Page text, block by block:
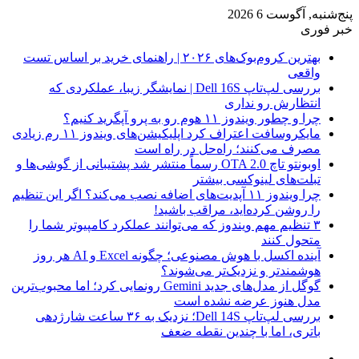
پنج‌شنبه, آگوست 6 2026
خبر فوری
بهترین کروم‌بوک‌های ۲۰۲۶ | راهنمای خرید بر اساس تست
واقعی
بررسی لپ‌تاپ Dell 16S | نمایشگر زیبا، عملکردی که
انتظارش رو نداری
چرا و چطور ویندوز ۱۱ هوم رو به پرو آپگرید کنیم؟
مایکروسافت اعتراف کرد اپلیکیشن‌های ویندوز ۱۱ رم زیادی
مصرف می‌کنند؛ راه‌حل در راه است
اوبونتو تاچ OTA 2.0 رسماً منتشر شد پشتیبانی از گوشی‌ها و
تبلت‌های لینوکسی بیشتر
چرا ویندوز ۱۱ آپدیت‌های اضافه نصب می‌کند؟ اگر این تنظیم
را روشن کرده‌اید، مراقب باشید!
۳ تنظیم مهم ویندوز که می‌توانند عملکرد کامپیوتر شما را
متحول کنند
آینده اکسل با هوش مصنوعی؛ چگونه Excel و AI هر روز
هوشمندتر و نزدیک‌تر می‌شوند؟
گوگل از مدل‌های جدید Gemini رونمایی کرد؛ اما محبوب‌ترین
مدل هنوز عرضه نشده است
بررسی لپ‌تاپ Dell 14S؛ نزدیک به ۳۶ ساعت شارژدهی
باتری، اما با چندین نقطه ضعف